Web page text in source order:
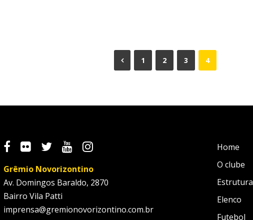
1 2 3 4
Grêmio Novorizontino
Av. Domingos Baraldo, 2870
Bairro Vila Patti
imprensa@gremionovorizontino.com.br
Home
O clube
Estrutura
Elenco
Futebol